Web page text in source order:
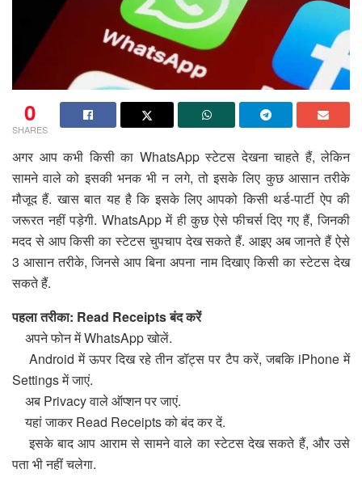
0
SHARES
अगर आप कभी किसी का WhatsApp स्टेटस देखना चाहते हैं, लेकिन
सामने वाले को इसकी भनक भी न लगे, तो इसके लिए कुछ आसान तरीके
मौजूद हैं. खास बात यह है कि इसके लिए आपको किसी थर्ड-पार्टी ऐप की
जरूरत नहीं पड़ेगी. WhatsApp में ही कुछ ऐसे फीचर्स दिए गए हैं, जिनकी
मदद से आप किसी का स्टेटस चुपचाप देख सकते हैं. आइए अब जानते हैं ऐसे
3 आसान तरीके, जिनसे आप बिना अपना नाम दिखाए किसी का स्टेटस देख
सकते हैं.
पहला तरीका: Read Receipts बंद करें
अपने फोन में WhatsApp खोलें.
Android में ऊपर दिख रहे तीन डॉट्स पर टैप करें, जबकि iPhone में
Settings में जाएं.
अब Privacy वाले ऑप्शन पर जाएं.
यहां जाकर Read Receipts को बंद कर दें.
इसके बाद आप आराम से सामने वाले का स्टेटस देख सकते हैं, और उसे
पता भी नहीं चलेगा.